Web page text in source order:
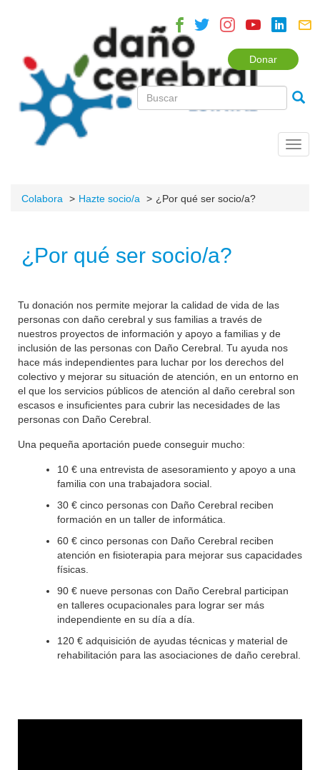
Donar
Colabora Hazte socio/a ¿Por qué ser socio/a?
¿Por qué ser socio/a?
Tu donación nos permite mejorar la calidad de vida de las
personas con daño cerebral y sus familias a través de
nuestros proyectos de información y apoyo a familias y de
inclusión de las personas con Daño Cerebral. Tu ayuda nos
hace más independientes para luchar por los derechos del
colectivo y mejorar su situación de atención, en un entorno en
el que los servicios públicos de atención al daño cerebral son
escasos e insuficientes para cubrir las necesidades de las
personas con Daño Cerebral.
Una pequeña aportación puede conseguir mucho:
10 € una entrevista de asesoramiento y apoyo a una
familia con una trabajadora social.
30 € cinco personas con Daño Cerebral reciben
formación en un taller de informática.
60 € cinco personas con Daño Cerebral reciben
atención en fisioterapia para mejorar sus capacidades
físicas.
90 € nueve personas con Daño Cerebral participan
en talleres ocupacionales para lograr ser más
independiente en su día a día.
120 € adquisición de ayudas técnicas y material de
rehabilitación para las asociaciones de daño cerebral.